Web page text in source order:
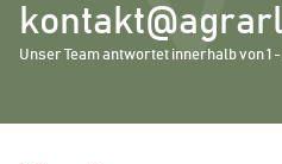
Unser Team antwortet innerhalb von 1